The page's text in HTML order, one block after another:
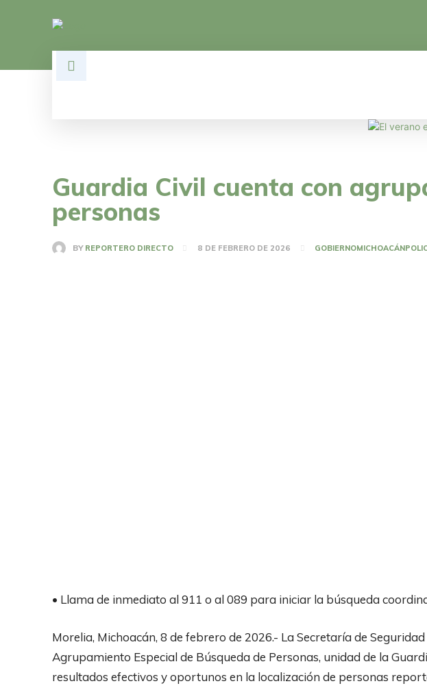
Guardia Civil cuenta con
personas
BY REPORTERO DIRECTO 8 DE FEBRERO DE 2026 GOBIERNOMICHOACÁN
• Llama de inmediato al 911 o al 089 para iniciar la búsqueda
Morelia, Michoacán, 8 de febrero de 2026.- La Secretaría de
Agrupamiento Especial de Búsqueda de Personas, unidad de la
resultados efectivos y oportunos en la localización de personas